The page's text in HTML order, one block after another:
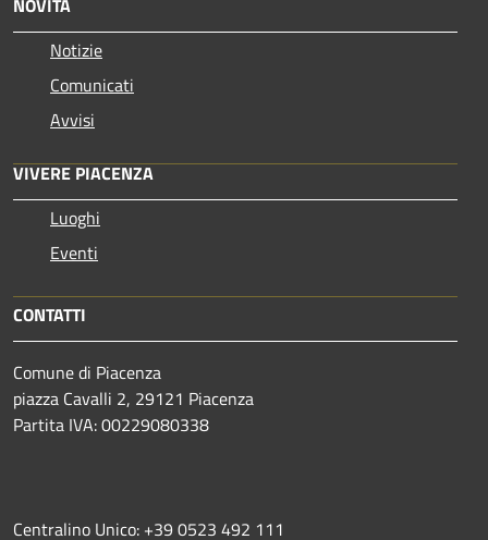
Notizie
Comunicati
Avvisi
VIVERE PIACENZA
Luoghi
Eventi
CONTATTI
Comune di Piacenza
piazza Cavalli 2, 29121 Piacenza
Partita IVA: 00229080338
Centralino Unico: +39 0523 492 111